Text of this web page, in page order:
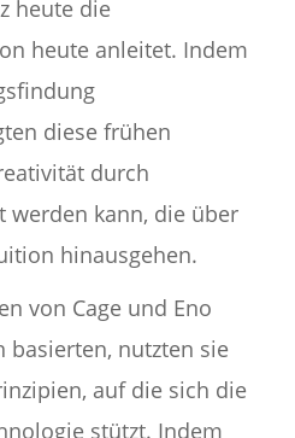
heute die
heute anleitet. Indem
diese frühen
durch
werden kann, die über
hinausgehen.
von Cage und Eno
basierten, nutzten sie
auf die sich die
stützt. Indem